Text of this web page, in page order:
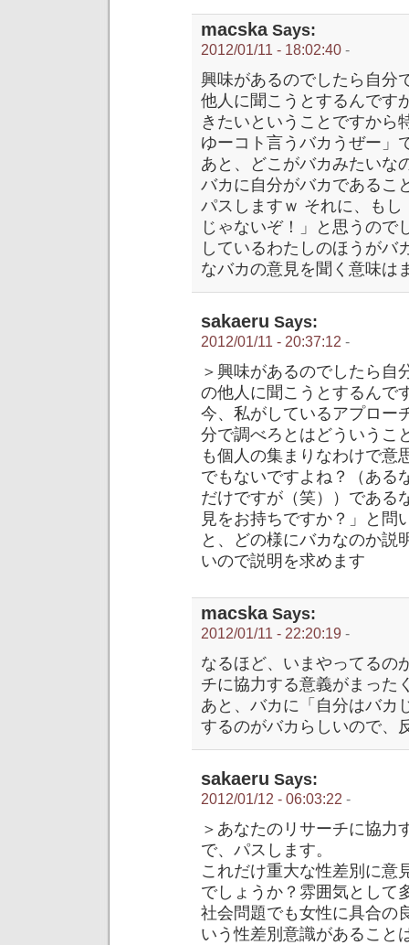
macskaSays:
2012/01/11 - 18:02:40 -
興味があるのでしたら自分
他人に聞こうとするんです
きたいということですから
ゆーコト言うバカうぜー」
あと、どこがバカみたいな
バカに自分がバカであるこ
パスしますｗ それに、も
じゃないぞ！」と思うので
しているわたしのほうがバ
なバカの意見を聞く意味は
sakaeru Says:
2012/01/11 - 20:37:12 -
＞興味があるのでしたら自
の他人に聞こうとするんで
今、私がしているアプロー
分で調べろとはどういうこ
も個人の集まりなわけで意
でもないですよね？（ある
だけですが（笑））である
見をお持ちですか？」と問
と、どの様にバカなのか説
いので説明を求めます
macskaSays:
2012/01/11 - 22:20:19 -
なるほど、いまやってるの
チに協力する意義がまった
あと、バカに「自分はバカ
するのがバカらしいので、
sakaeru Says:
2012/01/12 - 06:03:22 -
＞あなたのリサーチに協力
で、パスします。
これだけ重大な性差別に意
でしょうか？雰囲気として
社会問題でも女性に具合の
いう性差別意識があること